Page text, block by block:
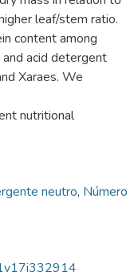
leaf/stem ratio.
content among
acid detergent
Xaraes. We
nutritional
neutro, Número